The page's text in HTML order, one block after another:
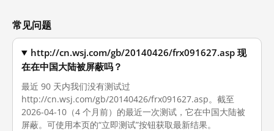
常见问题
http://cn.wsj.com/gb/20140426/frx091627.asp 现
在在中国大陆被屏蔽吗？
最近 90 天内我们没有测试过
http://cn.wsj.com/gb/20140426/frx091627.asp。截至
2026-04-10（4 个月前）的最近一次测试，它在中国大陆被
屏蔽。可使用本页的“立即测试”按钮获取最新结果。